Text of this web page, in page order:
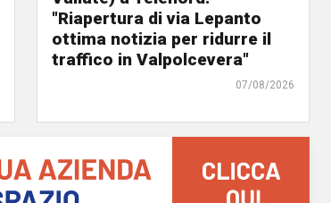
"Riapertura di via Lepanto
ottima notizia per ridurre il
traffico in Valpolcevera"
07/08/2026